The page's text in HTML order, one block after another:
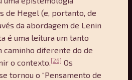
de Hegel (e, portanto, de
da abordagem de Lenin
é uma leitura um tanto
caminho diferente do de
o contexto. [26] Os
tornou o “Pensamento de